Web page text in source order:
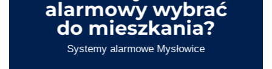
alarmowy wybrać
do mieszkania?
Systemy alarmowe Mysłowice